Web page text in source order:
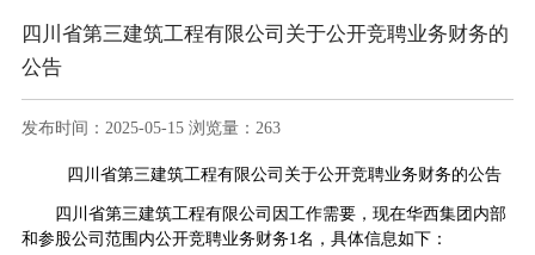
​四川省第三建筑工程有限公司关于公开竞聘业务财务的
公告
发布时间：2025-05-15 浏览量： 263
四川省第三建筑工程有限公司关于公开竞聘业务财务的公告
四川省第三建筑工程有限公司因工作需要，现在华西集团内部
和参股公司范围内公开竞聘业务财务1名，具体信息如下：